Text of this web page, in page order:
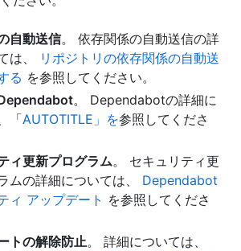
自動送信。 依存関係の自動送信の詳
は、
リポジトリの依存関係の自動送
る を参照してください。
。 Dependabotの詳細に
「AUTOTITLE」を参照してくださ
ィ更新プログラム。 セキュリティ更
ムの詳細については、 Dependabot
ィ アップデート を参照してくださ
トの解除防止。 詳細については、